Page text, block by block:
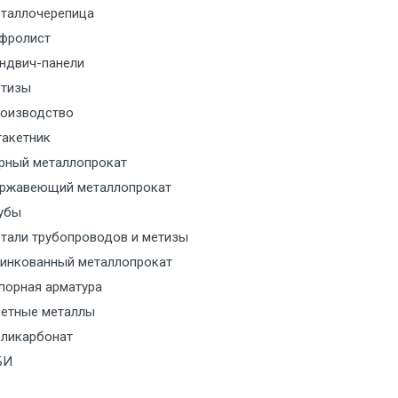
за МКАД
за МКАД
за МКАД
с транспортным
с транспортным
с транспортным
с транспортным
панели
металлопрокат
металлопрокат
трубопроводов и метизы
металлопрокат
арматура
металлы